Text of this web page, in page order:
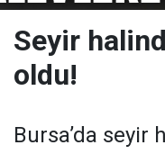
Seyir
oldu!
Bursa’da